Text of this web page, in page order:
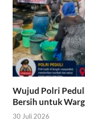
Wujud Polri
Bersih untuk
30 Juli 2026